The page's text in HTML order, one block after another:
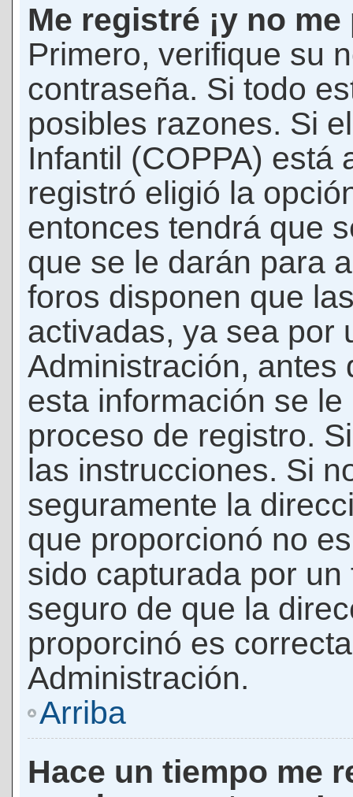
Me registré ¡y no
Primero, verifique su
contraseña. Si todo
posibles razones. Si
Infantil (COPPA) está
registró eligió la
entonces tendrá que
que se le darán para
foros disponen que
activadas, ya sea por
Administración, antes
esta información se
proceso de registro.
las instrucciones. Si
seguramente la
que proporcionó no
sido capturada por
seguro de que la
proporcinó es
Administración.
Arriba
Hace un tiempo me